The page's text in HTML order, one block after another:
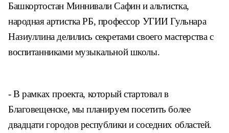
Башкортостан Миннивали Сафин и альтистка,
народная артистка РБ, профессор УГИИ Гульнара
Назиуллина делились секретами своего мастерства с
воспитанниками музыкальной школы.
- В рамках проекта, который стартовал в
Благовещенске, мы планируем посетить более
двадцати городов республики и соседних областей.